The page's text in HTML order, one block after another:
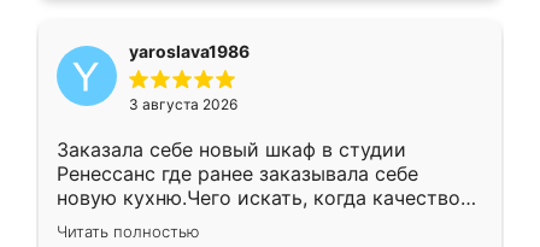
yaroslava1986
3 августа 2026
Заказала себе новый шкаф в студии
Ренессанс где ранее заказывала себе
новую кухню.Чего искать, когда качеством
вполне довольна. Служит кухня уже почти
Читать полностью